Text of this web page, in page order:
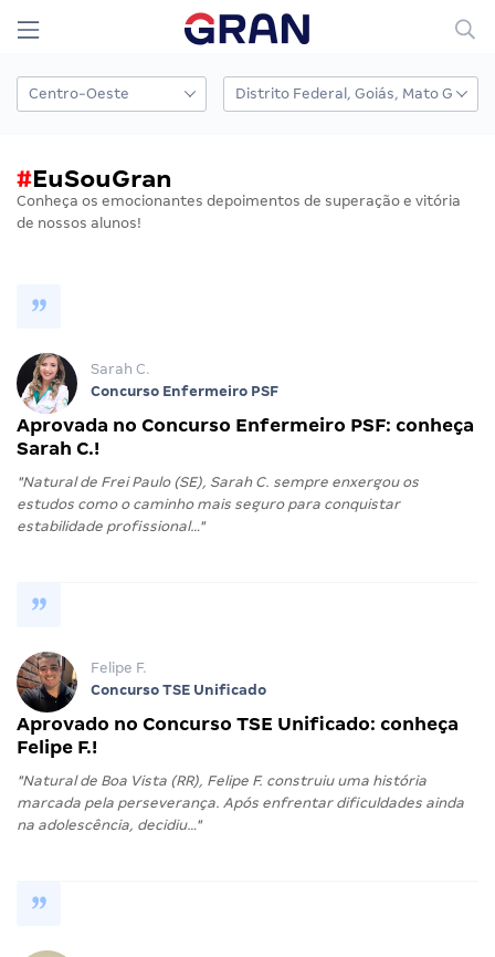
#EuSouGran
Conheça os emocionantes depoimentos de superação e vitória
de nossos alunos!
Sarah C.
Concurso Enfermeiro PSF
Aprovada no Concurso Enfermeiro PSF: conheça
Sarah C.!
"Natural de Frei Paulo (SE), Sarah C. sempre enxergou os
estudos como o caminho mais seguro para conquistar
estabilidade profissional…"
Felipe F.
Concurso TSE Unificado
Aprovado no Concurso TSE Unificado: conheça
Felipe F.!
"Natural de Boa Vista (RR), Felipe F. construiu uma história
marcada pela perseverança. Após enfrentar dificuldades ainda
na adolescência, decidiu…"